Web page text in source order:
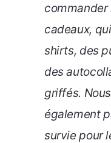
cadeaux,
shirts, des
des
griffés.
également
survie pour